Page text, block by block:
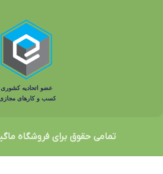
تمامی حقوق برای فروشگاه